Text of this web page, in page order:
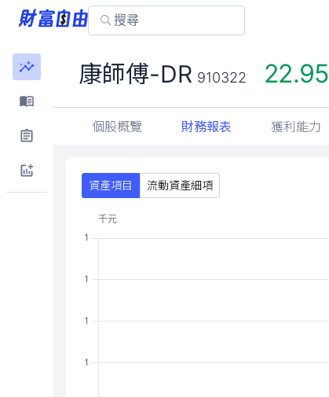
康師傅-DR 910322 22.95
個股概覽 財務報表 獲利能力
資產項目 流動資產細項